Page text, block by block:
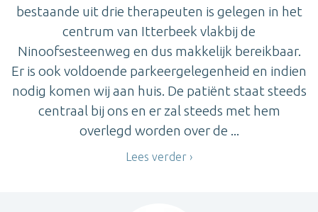
bestaande uit drie therapeuten is gelegen in het
centrum van Itterbeek vlakbij de
Ninoofsesteenweg en dus makkelijk bereikbaar.
Er is ook voldoende parkeergelegenheid en indien
nodig komen wij aan huis. De patiënt staat steeds
centraal bij ons en er zal steeds met hem
overlegd worden over de ...
Lees verder